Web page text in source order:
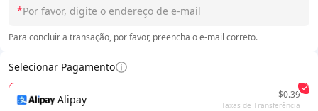
*
Para concluir a transação, por favor, preencha o e-mail correto.
Selecionar Pagamento
Alipay $0.39
Taxas de Transferência